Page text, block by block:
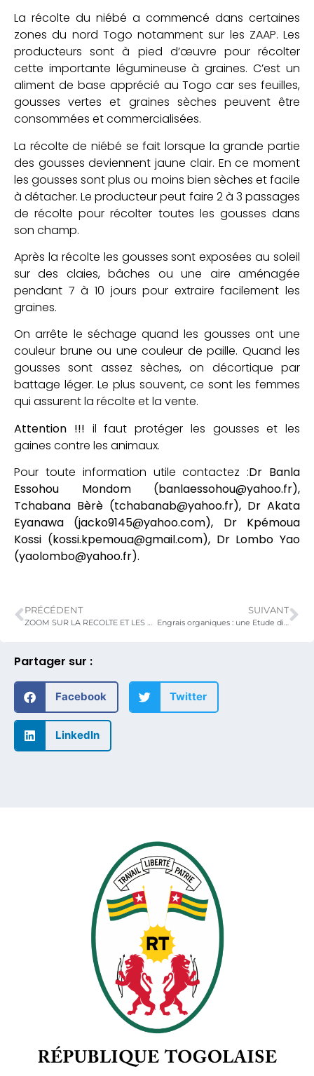
Partager sur :
Facebook Twitter
LinkedIn
La récolte du niébé a commencé dans certaines
zones du nord Togo notamment sur les ZAAP. Les
producteurs sont à pied d’œuvre pour récolter
cette importante légumineuse à graines. C’est un
aliment de base apprécié au Togo car ses feuilles,
gousses vertes et graines sèches peuvent être
consommées et commercialisées.
La récolte de niébé se fait lorsque la grande partie
des gousses deviennent jaune clair. En ce moment
les gousses sont plus ou moins bien sèches et facile
à détacher. Le producteur peut faire 2 à 3 passages
de récolte pour récolter toutes les gousses dans
son champ.
Après la récolte les gousses sont exposées au soleil
sur des claies, bâches ou une aire aménagée
pendant 7 à 10 jours pour extraire facilement les
graines.
On arrête le séchage quand les gousses ont une
couleur brune ou une couleur de paille. Quand les
gousses sont assez sèches, on décortique par
battage léger. Le plus souvent, ce sont les femmes
qui assurent la récolte et la vente.
Attention !!! il faut protéger les gousses et les
gaines contre les animaux.
Pour toute information utile contactez :Dr Banla
Essohou Mondom (banlaessohou@yahoo.fr),
Tchabana Bèrè (tchabanab@yahoo.fr), Dr Akata
Eyanawa (jacko9145@yahoo.com), Dr Kpémoua
Kossi (kossi.kpemoua@gmail.com), Dr Lombo Yao
(yaolombo@yahoo.fr).
PRÉCÉDENT SUIVANT